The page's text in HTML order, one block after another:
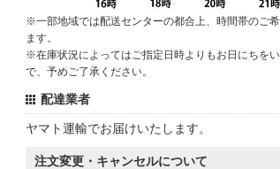
※一部地域では配送センターの都合上、時間帯のご
ます。
※在庫状況によってはご指定日時よりもお日にちを
で、予めご了承ください。
配達業者
ヤマト運輸でお届けいたします。
注文変更・キャンセルについて